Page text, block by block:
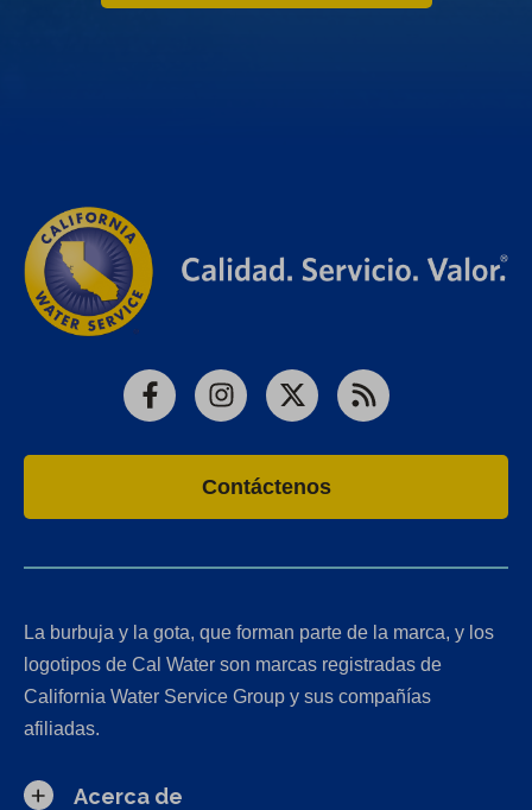
FacebookInstagram
X RSS
Contáctenos
La burbuja y la gota, que forman parte de la marca, y los
logotipos de Cal Water son marcas registradas de
California Water Service Group y sus compañías
afiliadas.
Acerca de